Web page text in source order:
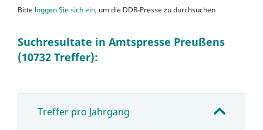
Bitte loggen Sie sich ein, um die DDR-Presse zu durchsuchen
Suchresultate in Amtspresse Preußens
(10732 Treffer):
Treffer pro Jahrgang